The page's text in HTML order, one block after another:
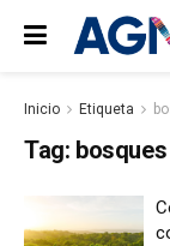
Inicio Etiqueta
Tag: